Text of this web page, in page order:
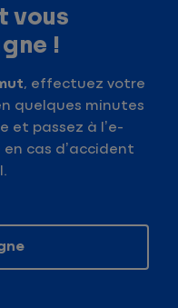
vous
!
, effectuez votre
quelques minutes
et passez à l’e-
cas d’accident